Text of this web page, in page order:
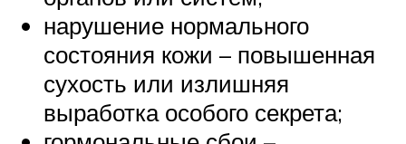
нарушение нормального
состояния кожи – повышенная
сухость или излишняя
выработка особого секрета;